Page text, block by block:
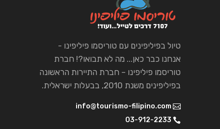
טיול בפיליפינים עם טוריסמו פיליפינו -
אנחנו כבר כאן... מה לא תבואו?! חברת
טוריסמו פיליפינו – חברת התיירות הראשונה
בפיליפינים משנת 2010, בבעלות ישראלית.
info@tourismo-filipino.com
03-912-2233